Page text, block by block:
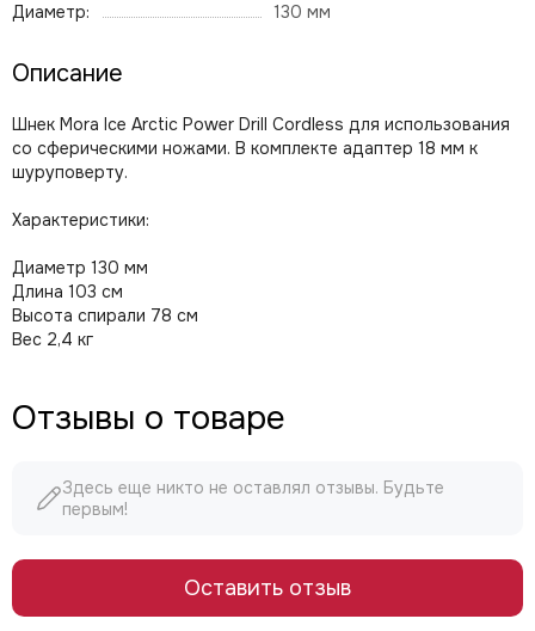
Диаметр:
130 мм
Описание
Шнек Mora Ice Arctic Power Drill Cordless для использования
со сферическими ножами. В комплекте адаптер 18 мм к
шуруповерту.
Характеристики:
Диаметр 130 мм
Длина 103 см
Высота спирали 78 см
Вес 2,4 кг
Отзывы о товаре
Здесь еще никто не оставлял отзывы. Будьте
первым!
Оставить отзыв